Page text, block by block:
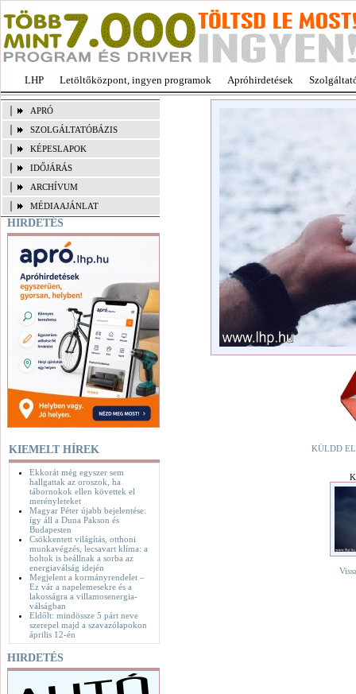
LHP Letöltőközpont, ingyen programok Apróhirdetések
APRÓ
SZOLGÁLTATÓBÁZIS
KÉPESLAPOK
IDŐJÁRÁS
ARCHÍVUM
MÉDIAAJÁNLAT
HIRDETÉS
KIEMELT HÍREK
Ekkorát még egyszer sem
hallgattak az oroszok, ha
tábornokok ellen követtek el
merényleteket
Magyar Péter újabb bejelentése:
így áll a Duna Pakson és
Budapesten
Csökkentett világítás, otthoni
munkavégzés, lecsavart klíma: a
boltok is beállnak a sorba az
energiaválság idején
Megjelent a kormányrendelet –
Ez vár a napelemesekre és a
lakosságra a villamosenergia-
válságban
Eldőlt: mindössze 5 párt neve
szerepel majd a szavazólapokon
április 12-én
HIRDETÉS
KÜLDD